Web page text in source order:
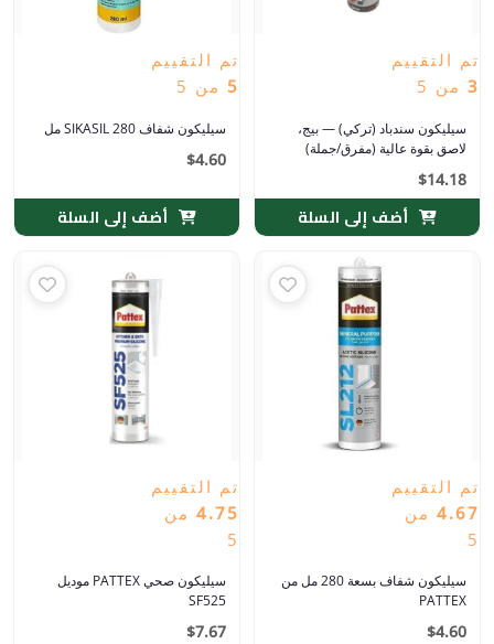
تم التقييم
3 من 5
سيليكون سندباد (تركي) — بيج،
لاصق بقوة عالية (مفرق/جملة)
$14.18
أضف إلى السلة
تم التقييم
5 من 5
سيليكون شفاف SIKASIL 280 مل
$4.60
أضف إلى السلة
تم التقييم
4.67 من
5
سيليكون شفاف بسعة 280 مل من
PATTEX
$4.60
تم التقييم
4.75 من
5
سيليكون صحي PATTEX موديل
SF525
$7.67